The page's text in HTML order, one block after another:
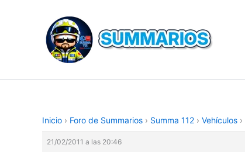
contenido
Inicio › Foro de Summarios › Summa 112 › Vehículos ›
21/02/2011 a las 20:46